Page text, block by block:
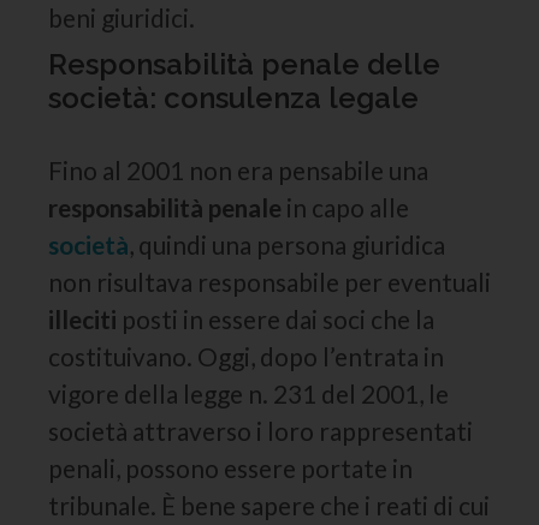
beni giuridici.
Responsabilità penale delle
società: consulenza legale
Fino al 2001 non era pensabile una
responsabilità penale in capo alle
società, quindi una persona giuridica
non risultava responsabile per eventuali
illeciti posti in essere dai soci che la
costituivano. Oggi, dopo l’entrata in
vigore della legge n. 231 del 2001, le
società attraverso i loro rappresentati
penali, possono essere portate in
tribunale. È bene sapere che i reati di cui